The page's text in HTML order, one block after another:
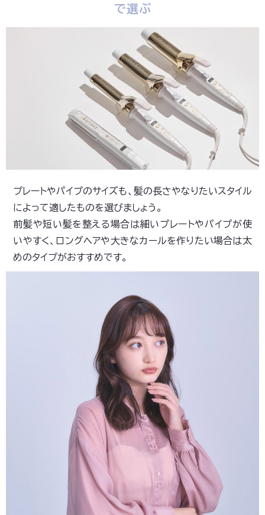
で選ぶ
プレートやパイプのサイズも、髪の長さやなりたいスタイル
によって適したものを選びましょう。
前髪や短い髪を整える場合は細いプレートやパイプが使
いやすく、ロングヘアや大きなカールを作りたい場合は太
めのタイプがおすすめです。